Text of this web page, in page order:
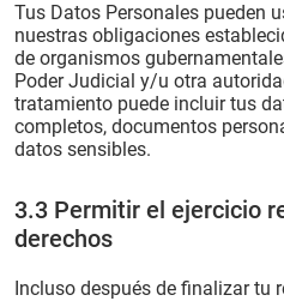
Tus Datos Personales pueden
nuestras obligaciones
de organismos
Poder Judicial y/u otra
tratamiento puede incluir tus
completos, documentos
datos sensibles.
3.3 Permitir el ejercicio
derechos
Incluso después de finalizar tu